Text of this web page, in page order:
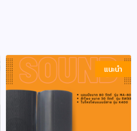
แนะนำ